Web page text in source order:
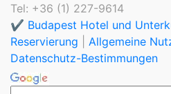
Tel: +36 (1) 227-9614
✔️ Budapest Hotel und
Reservierung
Allgemeine
Datenschutz-Bestimmungen